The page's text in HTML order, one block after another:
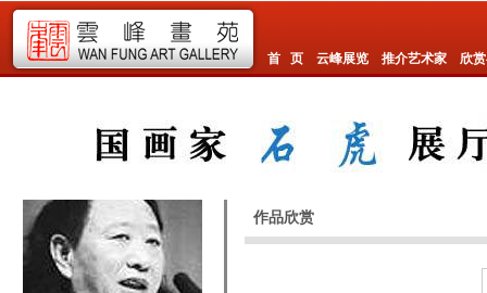
首 页 云峰展览 推介艺术家 欣
作品欣赏